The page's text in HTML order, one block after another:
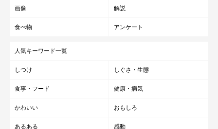
画像 解説
食べ物 アンケート
人気キーワード一覧
しつけ しぐさ・生態
食事・フード 健康・病気
かわいい おもしろ
あるある 感動